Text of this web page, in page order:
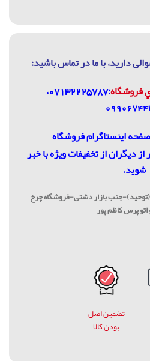
دارید، با ما در تماس باشيد:
فروشگاه
:07132225787،
صفحه اینستاگرام فروشگاه
از دیگران از تخفیفات ویژه با خبر
شوید.
جنب بازار دشتی-فروشگاه چرخ
پرس کاظم پور
تضمین اصل
بودن کالا